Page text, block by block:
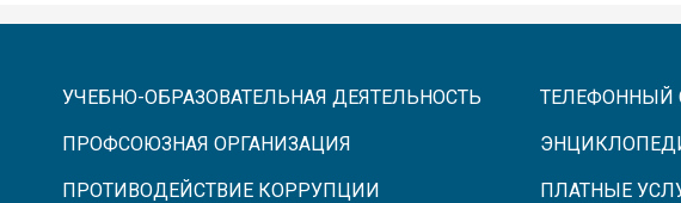
УЧЕБНО-ОБРАЗОВАТЕЛЬНАЯ ДЕЯТЕЛЬНОСТЬ
ПРОФСОЮЗНАЯ ОРГАНИЗАЦИЯ
ПРОТИВОДЕЙСТВИЕ КОРРУПЦИИ
ТЕЛЕФОННЫЙ
ПЛАТНЫЕ